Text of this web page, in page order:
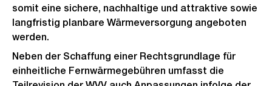
somit eine sichere, nachhaltige und attraktive sowie
langfristig planbare Wärmeversorgung angeboten
werden.
Neben der Schaffung einer Rechtsgrundlage für
einheitliche Fernwärmegebühren umfasst die